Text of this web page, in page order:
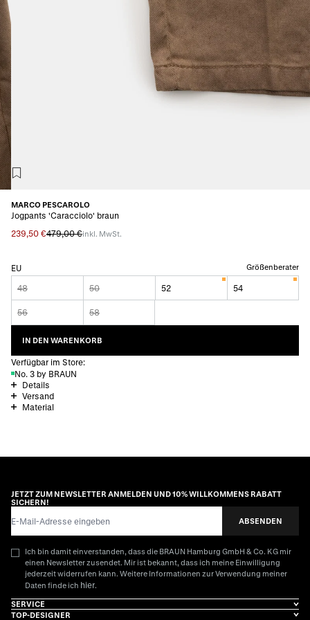
MARCO PESCAROLO
Jogpants 'Caracciolo' braun
239,50 €479,00 €inkl. MwSt.
EU Größenberater
48 50 52 54
56 58
IN DEN WARENKORB
Verfügbar im Store:
No. 3 by BRAUN
Details
Versand
Material
JETZT ZUM NEWSLETTER ANMELDEN UND 10% WILLKOMMENS RABATT
SICHERN!
ABSENDEN
Ich bin damit einverstanden, dass die BRAUN Hamburg GmbH & Co. KG mir
einen Newsletter zusendet. Mir ist bekannt, dass ich meine Einwilligung
jederzeit widerrufen kann. Weitere Informationen zur Verwendung meiner
Daten finde ich hier.
SERVICE
TOP-DESIGNER